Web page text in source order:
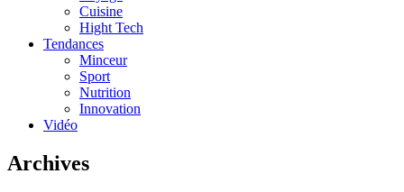
Cuisine
Hight Tech
Tendances
Minceur
Sport
Nutrition
Innovation
Vidéo
Archives